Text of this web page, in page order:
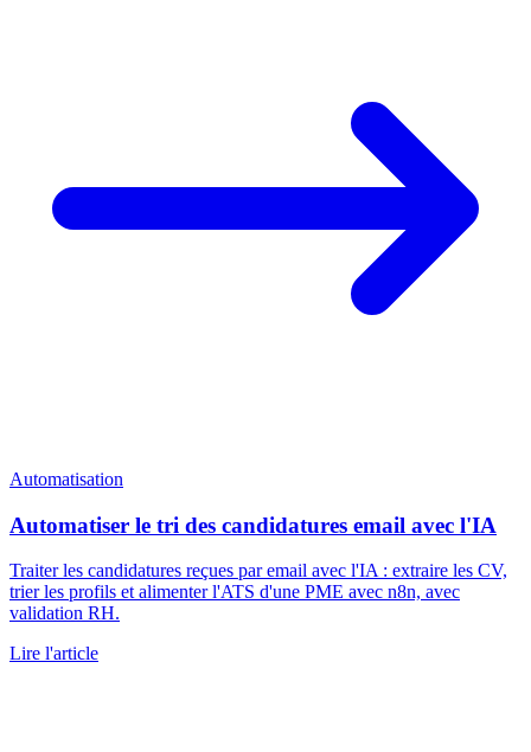
Automatisation
Automatiser le tri des candidatures email avec l'IA
Traiter les candidatures reçues par email avec l'IA : extraire les CV,
trier les profils et alimenter l'ATS d'une PME avec n8n, avec
validation RH.
Lire l'article